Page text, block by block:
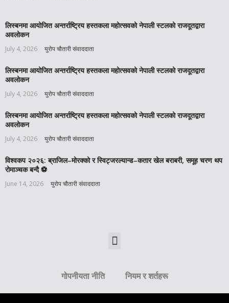
लिस्बनमा आयोजित अन्तर्राष्ट्रिय हस्तकला महोत्सवको नेपाली स्टलको राजदूतद्वारा
अवलोकन
July 4, 2026 युरोप चौतारी संवाददाता
लिस्बनमा आयोजित अन्तर्राष्ट्रिय हस्तकला महोत्सवको नेपाली स्टलको राजदूतद्वारा
अवलोकन
July 4, 2026 युरोप चौतारी संवाददाता
लिस्बनमा आयोजित अन्तर्राष्ट्रिय हस्तकला महोत्सवको नेपाली स्टलको राजदूतद्वारा
अवलोकन
July 4, 2026 युरोप चौतारी संवाददाता
विश्वकप २०२६: ब्राजिल–मोरक्को र स्विट्जरल्यान्ड–कतार खेल बराबरी, समूह चरण थप
रोमाञ्चक बन्दै ⚽️
June 14, 2026 युरोप चौतारी संवाददाता
गोपनीयता नीति नियम र शर्तहरू